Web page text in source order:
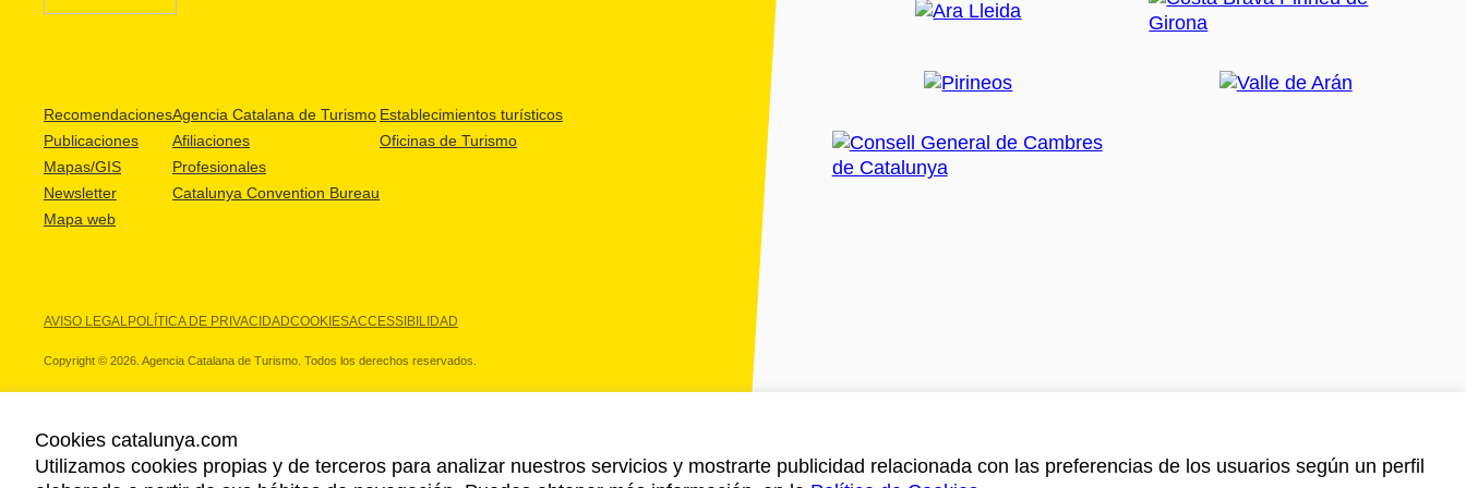
Recomendaciones
Publicaciones
Mapas/GIS
Newsletter
Mapa web
Agencia Catalana de Turismo
Afiliaciones
Profesionales
Catalunya Convention Bureau
Establecimientos turísticos
Oficinas de Turismo
AVISO LEGALPOLÍTICA DE PRIVACIDADCOOKIESACCESSIBILIDAD
Copyright © 2026. Agencia Catalana de Turismo. Todos los derechos reservados.
NUESTROS PARTNERS
Cookies catalunya.com
Utilizamos cookies propias y de terceros para analizar nuestros servicios y mostrarte publicidad relacionada con las preferencias de los usuarios según un perfil